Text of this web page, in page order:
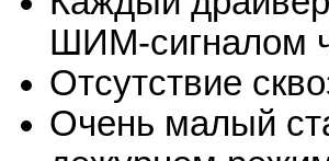
ШИМ-сигналом
Отсутствие
Очень малый